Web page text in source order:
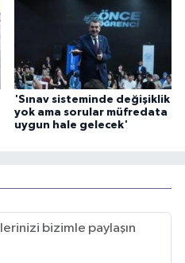
'Sınav sisteminde değişiklik
yok ama sorular müfredata
uygun hale gelecek'